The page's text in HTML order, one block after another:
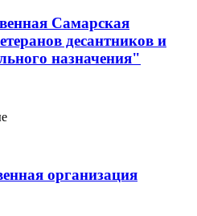
Самарская
десантников и
назначения"
организация